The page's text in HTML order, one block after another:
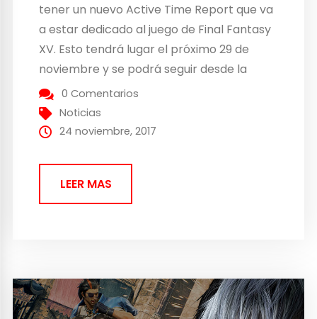
tener un nuevo Active Time Report que va
a estar dedicado al juego de Final Fantasy
XV. Esto tendrá lugar el próximo 29 de
noviembre y se podrá seguir desde la
plataforma de Youtube y NicoNico. En este
programa se va a repasar todo lo
sucedido...
0 Comentarios
Noticias
24 noviembre, 2017
LEER MAS